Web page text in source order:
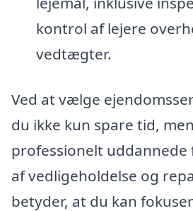
kontrol af lejere
vedtægter.
Ved at vælge
du ikke kun spare tid,
professionelt uddannede
af vedligeholdelse og
betyder, at du kan